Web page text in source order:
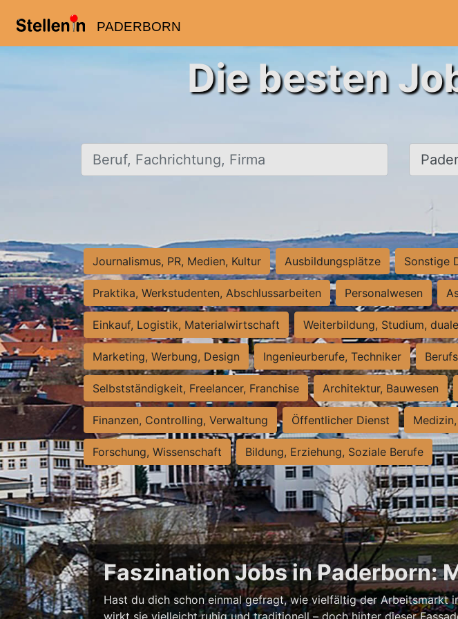
PADERBORN
Die besten
Beruf, Fachrichtung, Firma Ort,
Journalismus, PR, Medien, Kultur Ausbildungsplätze Sonstige
Praktika, Werkstudenten, Abschlussarbeiten Personalwesen
Einkauf, Logistik, Materialwirtschaft Weiterbildung, Studium,
Marketing, Werbung, Design Ingenieurberufe, Techniker
Selbstständigkeit, Freelancer, Franchise Architektur, Bauwesen
Finanzen, Controlling, Verwaltung Öffentlicher Dienst
Forschung, Wissenschaft Bildung, Erziehung, Soziale Berufe
Faszination Jobs in Paderborn:
Hast du dich schon einmal gefragt, wie vielfältig der Arbeitsmarkt